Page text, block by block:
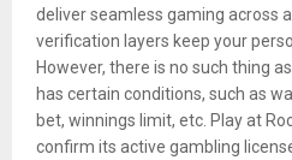
deliver seamless gaming across
verification layers keep your
However, there is no such thing
has certain conditions, such as
bet, winnings limit, etc. Play at
confirm its active gambling